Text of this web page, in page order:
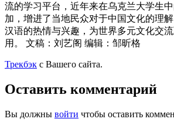
流的学习平台，近年来在乌克兰大学生
加，增进了当地民众对于中国文化的理
汉语的热情与兴趣，为世界多元文化交
用。 文稿：刘艺阁 编辑：邹昕格
Трекбэк с Вашего сайта.
Оставить комментарий
Вы должны войти чтобы оставить